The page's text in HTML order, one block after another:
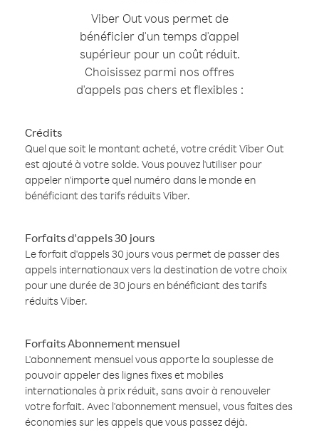
Viber Out vous permet de
bénéficier d'un temps d'appel
supérieur pour un coût réduit.
Choisissez parmi nos offres
d'appels pas chers et flexibles :
Crédits
Quel que soit le montant acheté, votre crédit Viber Out
est ajouté à votre solde. Vous pouvez l'utiliser pour
appeler n'importe quel numéro dans le monde en
bénéficiant des tarifs réduits Viber.
Forfaits d'appels 30 jours
Le forfait d'appels 30 jours vous permet de passer des
appels internationaux vers la destination de votre choix
pour une durée de 30 jours en bénéficiant des tarifs
réduits Viber.
Forfaits Abonnement mensuel
L'abonnement mensuel vous apporte la souplesse de
pouvoir appeler des lignes fixes et mobiles
internationales à prix réduit, sans avoir à renouveler
votre forfait. Avec l'abonnement mensuel, vous faites des
économies sur les appels que vous passez déjà.